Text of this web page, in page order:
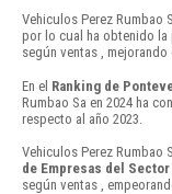
Vehiculos Perez Rumbao
por lo cual ha obtenido la
según ventas ,
En el Ranking de
Rumbao Sa en 2024 ha
respecto al año 2023.
Vehiculos Perez Rumbao
de Empresas del
según ventas ,